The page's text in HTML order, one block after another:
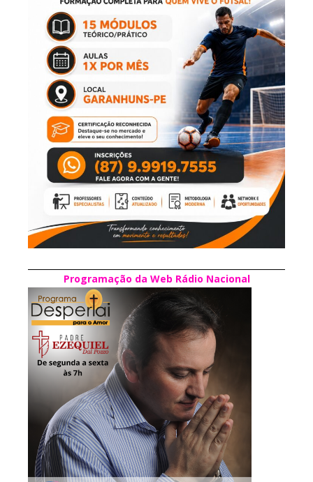
Programação da Web Rádio Nacional